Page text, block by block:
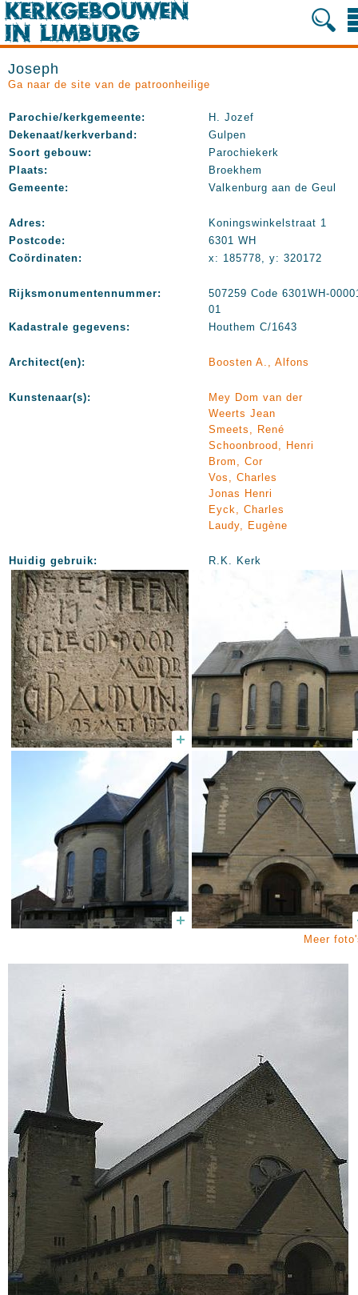
Joseph
Ga naar de site van de patroonheilige
Parochie/kerkgemeente:
H. Jozef
Dekenaat/kerkverband:
Gulpen
Soort gebouw:
Parochiekerk
Plaats:
Broekhem
Gemeente:
Valkenburg aan de Geul
Adres:
Koningswinkelstraat 1
Postcode:
6301 WH
Coördinaten:
x: 185778, y: 320172
Rijksmonumentennummer:
507259 Code 6301WH-
01
Kadastrale gegevens:
Houthem C/1643
Architect(en): Boosten A., Alfons
Kunstenaar(s):
Mey Dom van der
Weerts Jean
Smeets, René
Schoonbrood, Henri
Brom, Cor
Vos, Charles
Jonas Henri
Eyck, Charles
Laudy, Eugène
Huidig gebruik: R.K. Kerk
Meer